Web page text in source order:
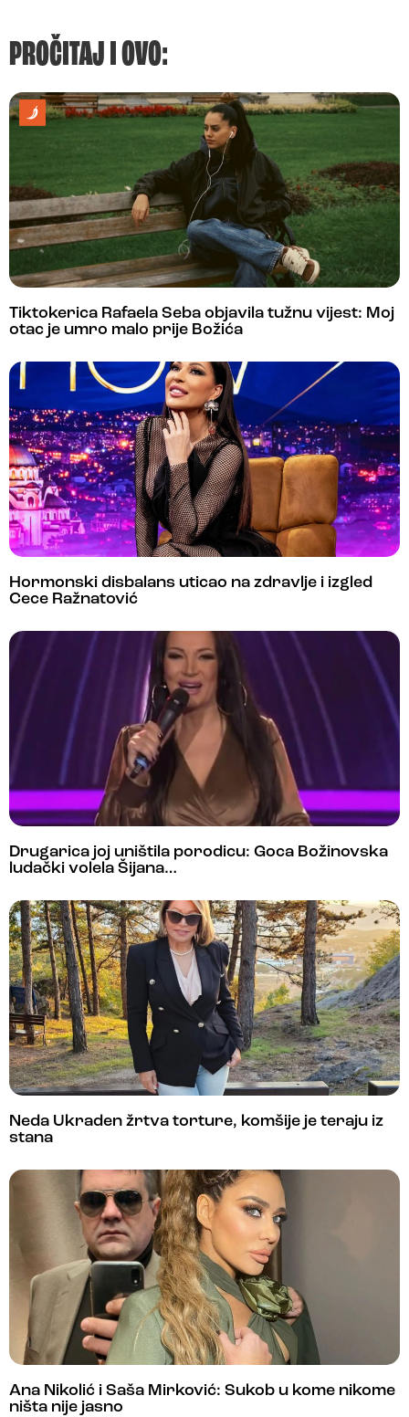
PROČITAJ I OVO:
Tiktokerica Rafaela Seba objavila tužnu vijest: Moj
otac je umro malo prije Božića
Hormonski disbalans uticao na zdravlje i izgled
Cece Ražnatović
Drugarica joj uništila porodicu: Goca Božinovska
ludački volela Šijana…
Neda Ukraden žrtva torture, komšije je teraju iz
stana
Ana Nikolić i Saša Mirković: Sukob u kome nikome
ništa nije jasno